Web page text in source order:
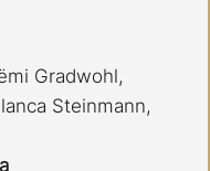
Gradwohl,
Steinmann,